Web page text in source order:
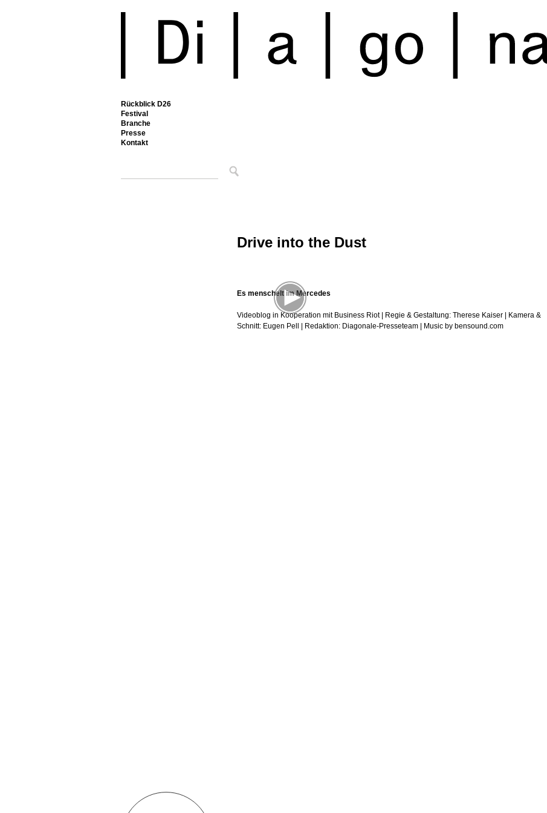
Rückblick D26
Festival
Branche
Presse
Kontakt
Drive into the Dust
Es menschelt im Mercedes
Videoblog in Kooperation mit Business Riot | Regie & Gestaltung: Therese Kaiser | Kamera &
Schnitt: Eugen Pell | Redaktion: Diagonale-Presseteam | Music by bensound.com